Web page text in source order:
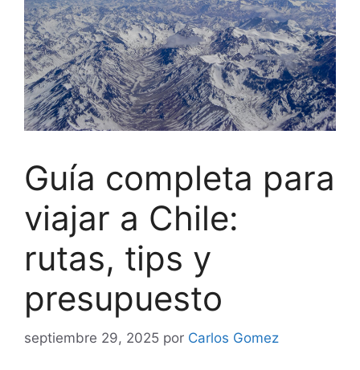
Guía completa para
viajar a Chile:
rutas, tips y
presupuesto
septiembre 29, 2025 por Carlos Gomez